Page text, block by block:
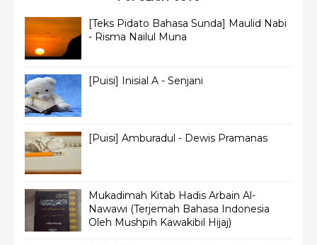
[Teks Pidato Bahasa Sunda] Maulid Nabi
- Risma Nailul Muna
[Puisi] Inisial A - Senjani
[Puisi] Amburadul - Dewis Pramanas
Mukadimah Kitab Hadis Arbain Al-
Nawawi (Terjemah Bahasa Indonesia
Oleh Mushpih Kawakibil Hijaj)